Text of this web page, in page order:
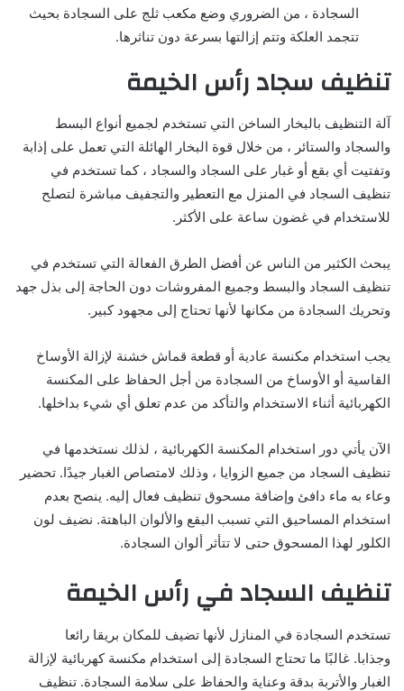
السجادة ، من الضروري وضع مكعب ثلج على السجادة بحيث
تتجمد العلكة وتتم إزالتها بسرعة دون تناثرها.
تنظيف سجاد رأس الخيمة
آلة التنظيف بالبخار الساخن التي تستخدم لجميع أنواع البسط
والسجاد والستائر ، من خلال قوة البخار الهائلة التي تعمل على إذابة
وتفتيت أي بقع أو غبار على السجاد والسجاد ، كما تستخدم في
تنظيف السجاد في المنزل مع التعطير والتجفيف مباشرة لتصلح
للاستخدام في غضون ساعة على الأكثر.
يبحث الكثير من الناس عن أفضل الطرق الفعالة التي تستخدم في
تنظيف السجاد والبسط وجميع المفروشات دون الحاجة إلى بذل جهد
وتحريك السجادة من مكانها لأنها تحتاج إلى مجهود كبير.
يجب استخدام مكنسة عادية أو قطعة قماش خشنة لإزالة الأوساخ
القاسية أو الأوساخ من السجادة من أجل الحفاظ على المكنسة
الكهربائية أثناء الاستخدام والتأكد من عدم تعلق أي شيء بداخلها.
الآن يأتي دور استخدام المكنسة الكهربائية ، لذلك نستخدمها في
تنظيف السجاد من جميع الزوايا ، وذلك لامتصاص الغبار جيدًا. تحضير
وعاء به ماء دافئ وإضافة مسحوق تنظيف فعال إليه. ينصح بعدم
استخدام المساحيق التي تسبب البقع والألوان الباهتة. نضيف لون
الكلور لهذا المسحوق حتى لا تتأثر ألوان السجادة.
تنظيف السجاد في رأس الخيمة
تستخدم السجادة في المنازل لأنها تضيف للمكان بريقا رائعا
وجذابا. غالبًا ما تحتاج السجادة إلى استخدام مكنسة كهربائية لإزالة
الغبار والأتربة بدقة وعناية والحفاظ على سلامة السجادة. تنظيف